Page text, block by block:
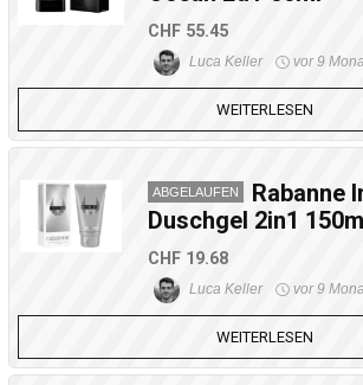
CHF 55.45
Luca Keller vor 9
WEITERLESEN
ABGELAUFEN
Rabanne
Duschgel 2in1
CHF 19.68
Luca Keller vor 9
WEITERLESEN